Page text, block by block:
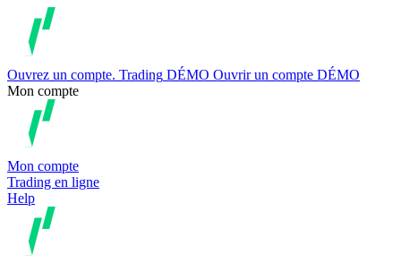
Ouvrez un compte. Trading DÉMO Ouvrir un compte DÉMO
Mon compte
Mon compte
Trading en ligne
Help